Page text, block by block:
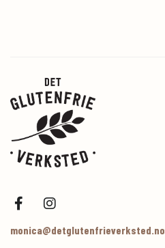
monica@detglutenfrieverksted.no